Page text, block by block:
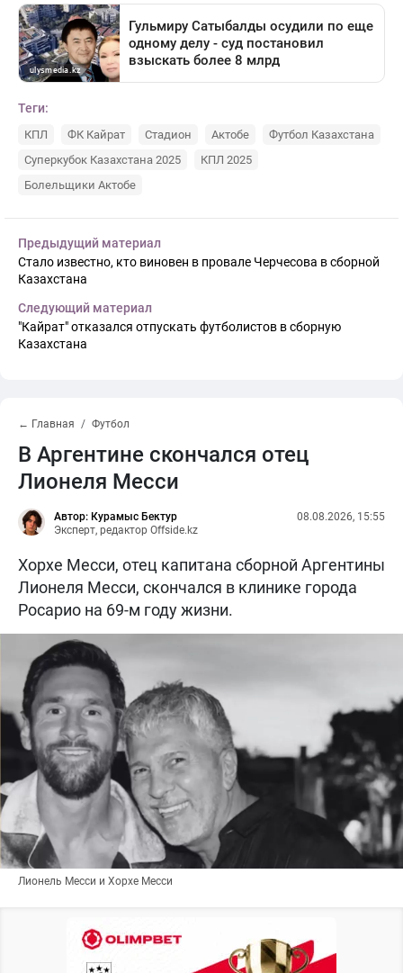
Теги:
КПЛ ФК Кайрат Стадион Актобе
Футбол Казахстана
Суперкубок Казахстана 2025
КПЛ 2025
Болельщики Актобе
Предыдущий материал
Стало известно, кто виновен в провале Черчесова в сборной
Казахстана
Следующий материал
"Кайрат" отказался отпускать футболистов в сборную
Казахстана
← Главная Футбол
В Аргентине скончался отец
Лионеля Месси
Автор: Курамыс Бектур
Эксперт, редактор Offside.kz
08.08.2026, 15:55
Хорхе Месси, отец капитана сборной Аргентины
Лионеля Месси, скончался в клинике города
Росарио на 69-м году жизни.
Лионель Месси и Хорхе Месси